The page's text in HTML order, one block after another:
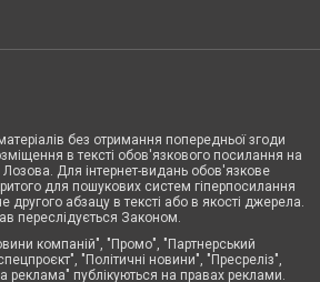
без отримання попередньої згоди
в тексті обов'язкового посилання на
Для інтернет-видань обов'язкове
для пошукових систем гіперпосилання
другого абзацу в тексті або в якості джерела.
переслідується Законом.
компаній", "Промо", "Партнерський
"Політичні новини", "Пресреліз",
реклама" публікуються на правах реклами.